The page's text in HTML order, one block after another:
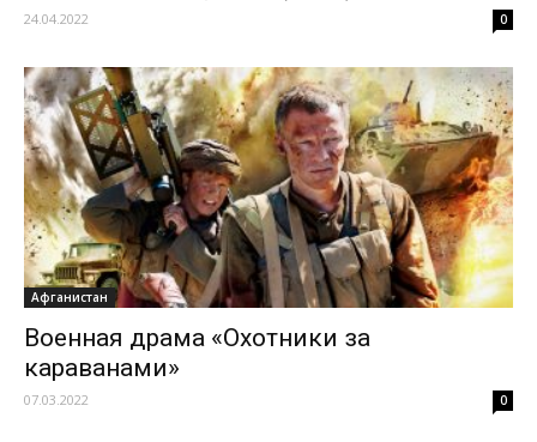
24.04.2022 0
Афганистан
Военная драма «Охотники за
караванами»
07.03.2022 0